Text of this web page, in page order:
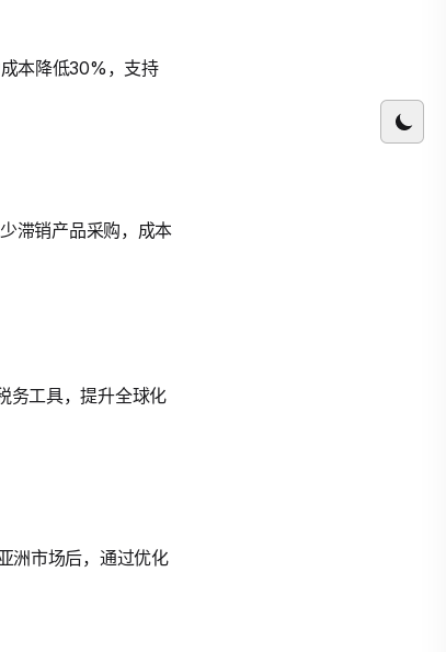
本降低30%，支持
滞销产品采购，成本
务工具，提升全球化
洲市场后，通过优化